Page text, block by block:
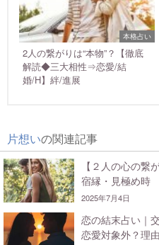
本格占い
2人の繋がりは“本物”？【徹底
解読◆三大相性⇒恋愛/結
婚/H】絆/進展
片想いの関連記事
【２人の心の繋
宿縁・見極め時
2025年7月4日
恋の結末占い｜
恋愛対象外？理